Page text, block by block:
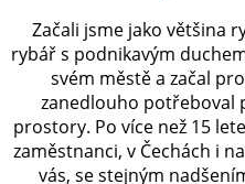
Začali jsme jako většina
rybář s podnikavým
svém městě a začal
zanedlouho potřeboval
prostory. Po více než 15
zaměstnanci, v Čechách i
vás, se stejným